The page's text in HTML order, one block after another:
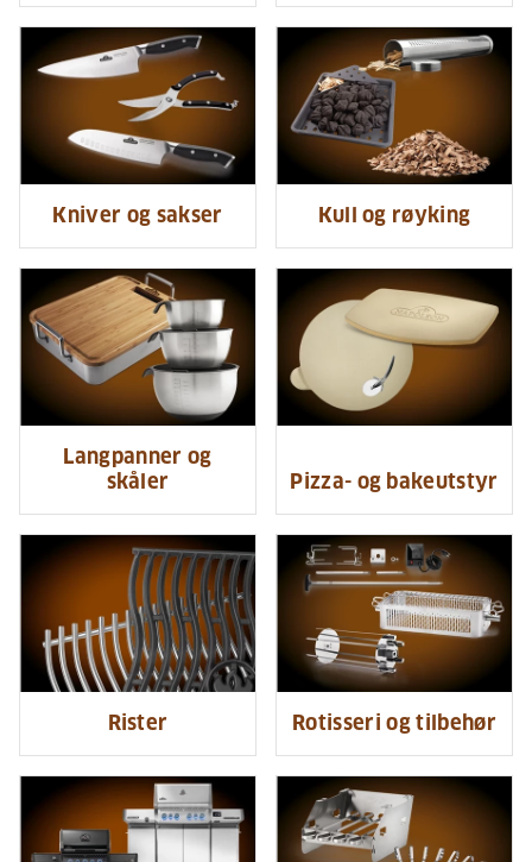
Kniver og sakser Kull og røyking
Langpanner og
skåler
Pizza- og bakeutstyr
Rister Rotisseri og tilbehør